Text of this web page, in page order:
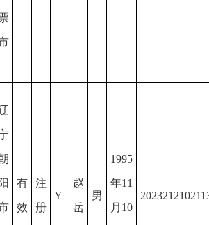
阳 有
效
注
册
Y
赵
岳
男
1995
年11
月10